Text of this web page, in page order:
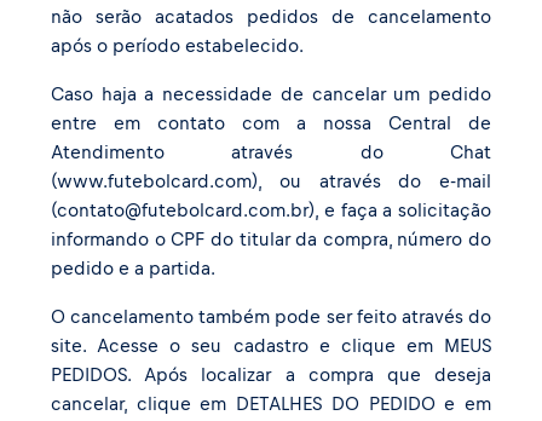
não serão acatados pedidos de cancelamento
após o período estabelecido.
Caso haja a necessidade de cancelar um pedido
entre em contato com a nossa Central de
Atendimento através do Chat
(www.futebolcard.com), ou através do e-mail
(contato@futebolcard.com.br), e faça a solicitação
informando o CPF do titular da compra, número do
pedido e a partida.
O cancelamento também pode ser feito através do
site. Acesse o seu cadastro e clique em MEUS
PEDIDOS. Após localizar a compra que deseja
cancelar, clique em DETALHES DO PEDIDO e em